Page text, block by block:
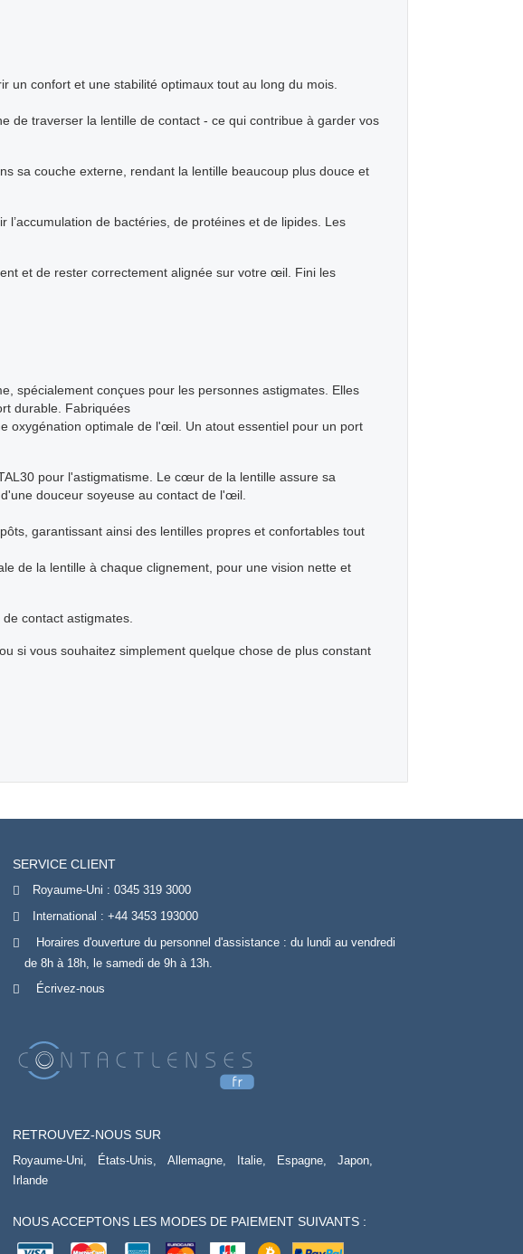
un confort et une stabilité optimaux tout au long du mois.
de traverser la lentille de contact - ce qui contribue à garder vos
sa couche externe, rendant la lentille beaucoup plus douce et
de bactéries, de protéines et de lipides. Les
et de rester correctement alignée sur votre œil. Fini les
spécialement conçues pour les personnes astigmates. Elles
durable. Fabriquées
oxygénation optimale de l'œil. Un atout essentiel pour un port
pour l'astigmatisme. Le cœur de la lentille assure sa
douceur soyeuse au contact de l'œil.
garantissant ainsi des lentilles propres et confortables tout
de la lentille à chaque clignement, pour une vision nette et
contact astigmates.
si vous souhaitez simplement quelque chose de plus constant
SERVICE CLIENT
Royaume-Uni :0345 319 3000
International :+44 3453 193000
Horaires d'ouverture du personnel d'assistance : du lundi au vendredi
de 8h à 18h, le samedi de 9h à 13h.
Écrivez-nous
RETROUVEZ-NOUS SUR
Royaume-Uni, États-Unis, Allemagne, Italie, Espagne,
Japon,
Irlande
NOUS ACCEPTONS LES MODES DE PAIEMENT SUIVANTS :